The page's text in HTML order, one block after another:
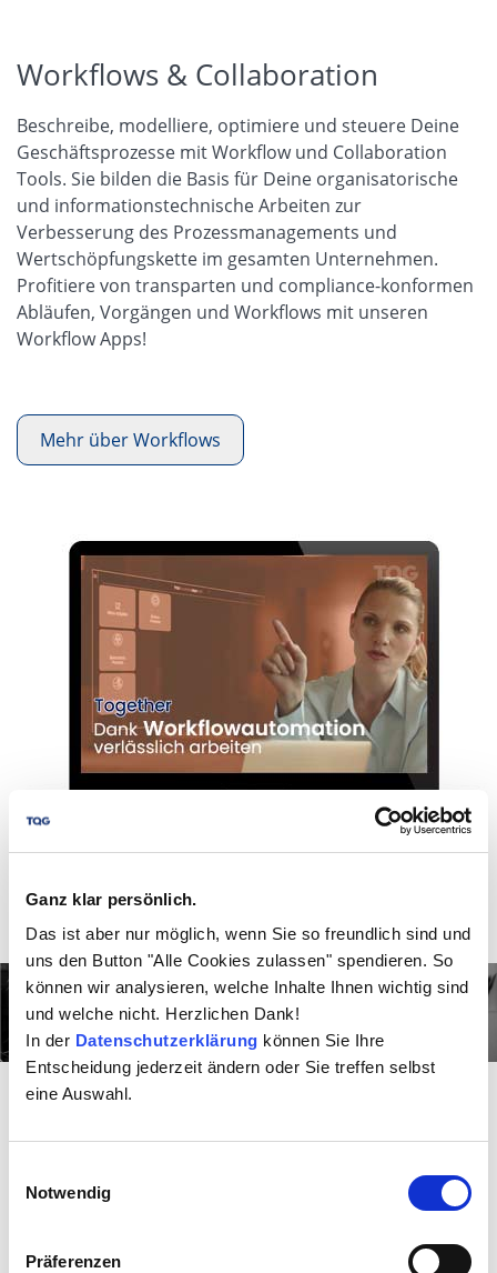
Ganz klar persönlich.
Das ist aber nur möglich, wenn Sie so freundlich sind und
uns den Button "Alle Cookies zulassen" spendieren. So
können wir analysieren, welche Inhalte Ihnen wichtig sind
und welche nicht. Herzlichen Dank!
In der Datenschutzerklärung können Sie Ihre
Entscheidung jederzeit ändern oder Sie treffen selbst
eine Auswahl.
Notwendig
Präferenzen
Workflows & Collaboration
Beschreibe, modelliere, optimiere und steuere Deine
Geschäftsprozesse mit Workflow und Collaboration
Tools. Sie bilden die Basis für Deine organisatorische
und informationstechnische Arbeiten zur
Verbesserung des Prozessmanagements und
Wertschöpfungskette im gesamten Unternehmen.
Profitiere von transparten und compliance-konformen
Abläufen, Vorgängen und Workflows mit unseren
Workflow Apps!
Mehr über Workflows
Hinweisgebersystem
Das Whistleblower-System ist ein vertraulicher
Verstöße (z.B. rechtliche oder ethische Verstöße)